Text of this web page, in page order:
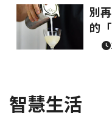
別
的
智慧生活